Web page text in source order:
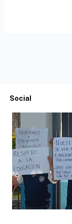
Social